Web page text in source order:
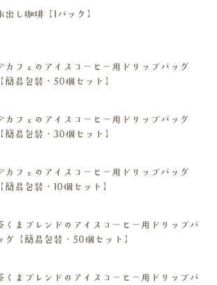
出し珈琲【1パック】
カフェのアイスコーヒー用ドリップバッグ
【簡易包装・50個セット】
カフェのアイスコーヒー用ドリップバッグ
【簡易包装・30個セット】
カフェのアイスコーヒー用ドリップバッグ
【簡易包装・10個セット】
くまブレンドのアイスコーヒー用ドリップバ
グ【簡易包装・50個セット】
くまブレンドのアイスコーヒー用ドリップバ